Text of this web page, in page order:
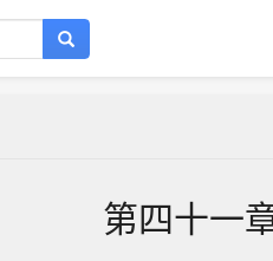
第四十一